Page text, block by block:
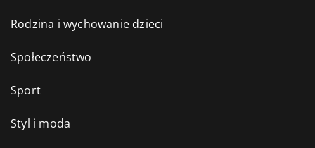
Rodzina i wychowanie dzieci
Społeczeństwo
Sport
Styl i moda